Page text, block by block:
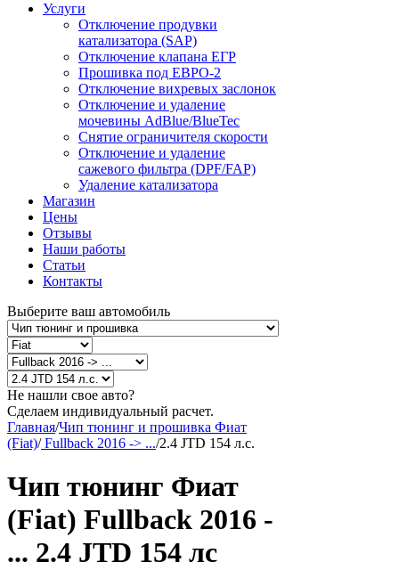
Услуги
Отключение продувки
катализатора (SAP)
Отключение клапана ЕГР
Прошивка под ЕВРО-2
Отключение вихревых заслонок
Отключение и удаление
мочевины AdBlue/BlueTec
Снятие ограничителя скорости
Отключение и удаление
сажевого фильтра (DPF/FAP)
Удаление катализатора
Магазин
Цены
Отзывы
Наши работы
Статьи
Контакты
Выберите ваш автомобиль
Не нашли свое авто?
Сделаем индивидуальный расчет.
Главная/Чип тюнинг и прошивка Фиат
(Fiat)/Fullback 2016 -> .../2.4 JTD 154 л.с.
Чип тюнинг Фиат
(Fiat) Fullback 2016 -
... 2.4 JTD 154 лс